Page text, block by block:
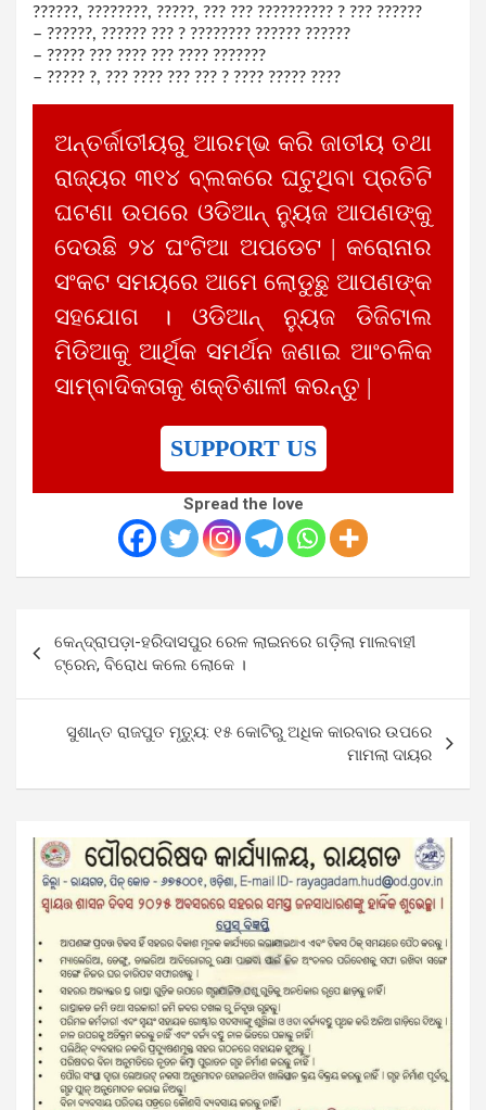
??????, ????????, ?????, ??? ??? ?????????? ? ??? ??????
– ??????, ?????? ??? ? ???????? ?????? ??????
– ????? ??? ???? ??? ???? ???????
– ????? ?, ??? ???? ??? ??? ? ???? ????? ????
ଅନ୍ତର୍ଜାତୀୟରୁ ଆରମ୍ଭ କରି ଜାତୀୟ ତଥା
ରାଜ୍ୟର ୩୧୪ ବ୍ଲକରେ ଘଟୁଥିବା ପ୍ରତିଟି
ଘଟଣା ଉପରେ ଓଡିଆନ୍ ନ୍ୟୁଜ ଆପଣଙ୍କୁ
ଦେଉଛି ୨୪ ଘଂଟିଆ ଅପଡେଟ | କରୋନାର
ସଂକଟ ସମୟରେ ଆମେ ଲୋଡୁଛୁ ଆପଣଙ୍କ
ସହଯୋଗ । ଓଡିଆନ୍ ନ୍ୟୁଜ ଡିଜିଟାଲ
ମିଡିଆକୁ ଆର୍ଥିକ ସମର୍ଥନ ଜଣାଇ ଆଂଚଳିକ
ସାମ୍ବାଦିକତାକୁ ଶକ୍ତିଶାଳୀ କରନ୍ତୁ |
SUPPORT US
Spread the love
navigation
କେନ୍ଦ୍ରାପଡ଼ା-ହରିଦାସପୁର ରେଳ ଲାଇନରେ ଗଡ଼ିଲା ମାଲବାହୀ
ଟ୍ରେନ, ବିରୋଧ କଲେ ଲୋକେ ।
ସୁଶାନ୍ତ ରାଜପୁତ ମୃତ୍ୟୁ: ୧୫ କୋଟିରୁ ଅଧିକ କାରବାର ଉପରେ
ମାମଲା ଦାୟର